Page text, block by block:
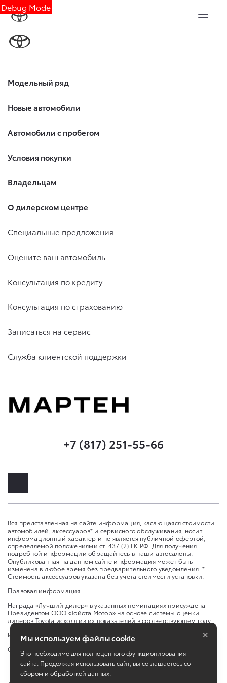
Debug Mode
Модельный ряд
Новые автомобили
Автомобили с пробегом
Условия покупки
Владельцам
О дилерском центре
Специальные предложения
Оцените ваш автомобиль
Консультация по кредиту
Консультация по страхованию
Записаться на сервис
Служба клиентской поддержки
+7 (817) 251-55-66
Вся представленная на сайте информация, касающаяся стоимости
автомобилей, аксессуаров* и сервисного обслуживания, носит
информационный характер и не является публичной офертой,
определяемой положениями ст. 437 (2) ГК РФ. Для получения
подробной информации обращайтесь в наши автосалоны.
Опубликованная на данном сайте информация может быть
изменена в любое время без предварительного уведомления. *
Стоимость аксессуаров указана без учета стоимости установки.
Правовая информация
Награда «Лучший дилер» в указанных номинациях присуждена
Президентом ООО «Тойота Мотор» на основе системы оценки
дилеров Toyota исходя из их показателей в соответствующем году.
Изменить настройку cookies
Сбросить cookie
Мы используем файлы cookie
Это необходимо для полноценного функционирования
сайта. Продолжая использовать сайт, вы соглашаетесь со
сбором и обработкой данных.
×